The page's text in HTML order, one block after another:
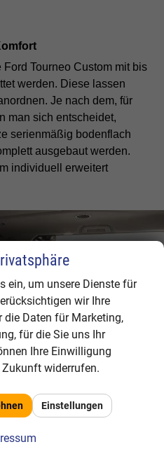
Tourneo Custom mit bis
werden. Diese lassen
Je nach dem, für
man sich entscheidet,
serienmäßig bodenflach
ausgebaut werden.
individuell erweitert
ein, um unsere Dienste für
wir Ihre
die Daten für Marketing,
für die Sie uns Ihr
Ihre Einwilligung
widerrufen.
Einstellungen